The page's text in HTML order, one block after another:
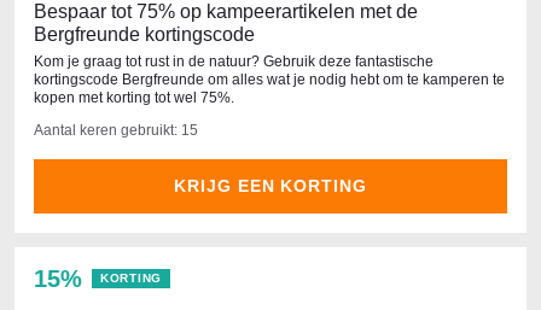
Bespaar tot 75% op kampeerartikelen met de
Bergfreunde kortingscode
Kom je graag tot rust in de natuur? Gebruik deze fantastische
kortingscode Bergfreunde om alles wat je nodig hebt om te kamperen te
kopen met korting tot wel 75%.
Aantal keren gebruikt: 15
KRIJG EEN KORTING
15% KORTING